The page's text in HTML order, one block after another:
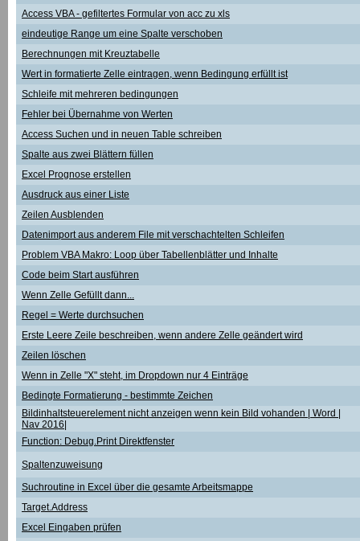
Access VBA - gefiltertes Formular von acc zu xls
eindeutige Range um eine Spalte verschoben
Berechnungen mit Kreuztabelle
Wert in formatierte Zelle eintragen, wenn Bedingung erfüllt ist
Schleife mit mehreren bedingungen
Fehler bei Übernahme von Werten
Access Suchen und in neuen Table schreiben
Spalte aus zwei Blättern füllen
Excel Prognose erstellen
Ausdruck aus einer Liste
Zeilen Ausblenden
Datenimport aus anderem File mit verschachtelten Schleifen
Problem VBA Makro: Loop über Tabellenblätter und Inhalte
Code beim Start ausführen
Wenn Zelle Gefüllt dann...
Regel = Werte durchsuchen
Erste Leere Zeile beschreiben, wenn andere Zelle geändert wird
Zeilen löschen
Wenn in Zelle "X" steht, im Dropdown nur 4 Einträge
Bedingte Formatierung - bestimmte Zeichen
Bildinhaltsteuerelement nicht anzeigen wenn kein Bild vohanden | Word |
Nav 2016|
Function: Debug.Print Direktfenster
Spaltenzuweisung
Suchroutine in Excel über die gesamte Arbeitsmappe
Target.Address
Excel Eingaben prüfen